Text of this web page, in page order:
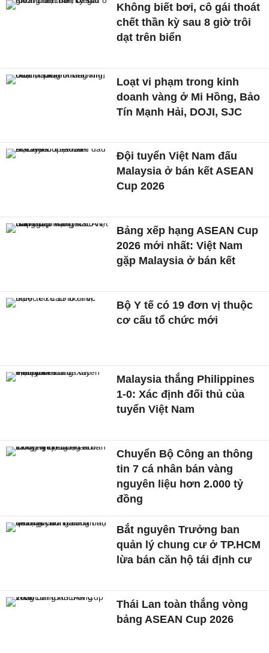
Không biết bơi, cô gái thoát
chết thần kỳ sau 8 giờ trôi
dạt trên biển
Loạt vi phạm trong kinh
doanh vàng ở Mi Hồng, Bảo
Tín Mạnh Hải, DOJI, SJC
Đội tuyển Việt Nam đấu
Malaysia ở bán kết ASEAN
Cup 2026
Bảng xếp hạng ASEAN Cup
2026 mới nhất: Việt Nam
gặp Malaysia ở bán kết
Bộ Y tế có 19 đơn vị thuộc
cơ cấu tổ chức mới
Malaysia thắng Philippines
1-0: Xác định đối thủ của
tuyển Việt Nam
Chuyển Bộ Công an thông
tin 7 cá nhân bán vàng
nguyên liệu hơn 2.000 tỷ
đồng
Bắt nguyên Trưởng ban
quản lý chung cư ở TP.HCM
lừa bán căn hộ tái định cư
Thái Lan toàn thắng vòng
bảng ASEAN Cup 2026